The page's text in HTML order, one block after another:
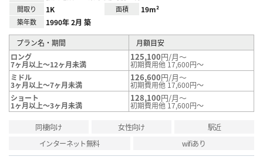
間取り 1K 面積 19m²
築年数 1990年 2月 築
プラン名・期間
月額目安
ロング
7ヶ月以上～12ヶ月未満
125,100円/月～
初期費用他 17,600円～
ミドル
3ヶ月以上～7ヶ月未満
126,600円/月～
初期費用他 17,600円～
ショート
1ヶ月以上～3ヶ月未満
128,100円/月～
初期費用他 17,600円～
同棲向け 女性向け
駅近
インターネット無料
wifiあり